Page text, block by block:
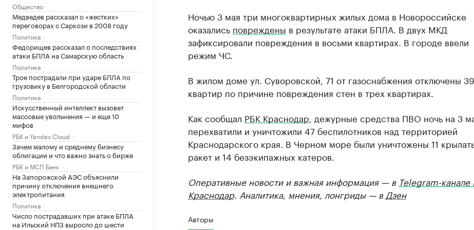
Общество
Медведев рассказал о «жестких»
переговорах с Саркози в 2008 году
Политика
Федорищев рассказал о последствиях
атаки БПЛА на Самарскую область
Политика
Трое пострадали при ударе БПЛА по
грузовику в Белгородской области
Политика
Искусственный интеллект вызовет
массовые увольнения — и еще 10
мифов
РБК и Yandex Cloud
Зачем малому и среднему бизнесу
облигации и что важно знать о бирже
РБК и МСП Банк
На Запорожской АЭС объяснили
причину отключения внешнего
электропитания
Политика
Число пострадавших при атаке БПЛА
на Ильский НПЗ выросло до шести
Ночью 3 мая три многоквартирных жилых дома в Новороссийске
оказались повреждены в результате атаки БПЛА. В двух МКД
зафиксировали повреждения в восьми квартирах. В городе ввели
режим ЧС.
В жилом доме ул. Суворовской, 71 от газоснабжения отключены 39
квартир по причине повреждения стен в трех квартирах.
Как сообщал РБК Краснодар , дежурные средства ПВО ночь на 3
перехватили и уничтожили 47 беспилотников над территорией
Краснодарского края. В Черном море были уничтожены 11
ракет и 14 безэкипажных катеров.
Оперативные новости и важная информация — в Telegram-канале
Краснодар. Аналитика, мнения, лонгриды — в Дзен
Авторы